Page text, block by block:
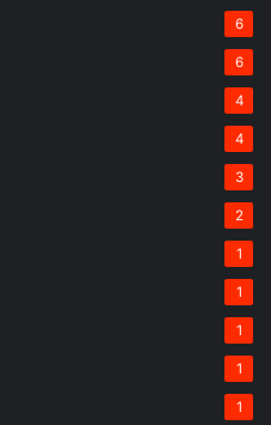
6
6
4
4
3
2
1
1
1
1
1